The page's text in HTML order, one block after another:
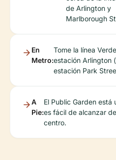
de Arlington y
Marlborough
En
Metro:
Tome la línea
estación Arlington
estación Park
A
Pie:
El Public Garden
es fácil de alcanzar
centro.